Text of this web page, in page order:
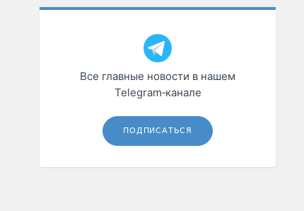
Все главные новости в нашем
Telegram‑канале
ПОДПИСАТЬСЯ